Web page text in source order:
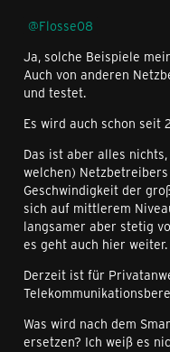
Flosse08
Ja, solche Beispiele
Auch von anderen
und testet.
Es wird auch schon seit
Das ist aber alles
welchen)
Geschwindigkeit der
sich auf mittlerem
langsamer aber stetig
es geht auch hier weiter.
Derzeit ist für
Was wird nach dem
ersetzen? Ich weiß es